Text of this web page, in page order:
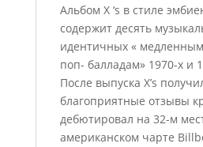
Альбом X ‘s в стиле
содержит десять
идентичных «
поп- балладам» 1970-х и
После выпуска X’s
благоприятные отзывы
дебютировал на 32-м
американском чарте